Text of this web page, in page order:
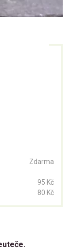
Zdarma
95 Kč
80 Kč